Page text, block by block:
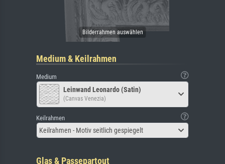
Medium & Keilrahmen
Medium
Leinwand Leonardo (Satin)
(Canvas Venezia)
Keilrahmen
Keilrahmen - Motiv seitlich gespiegelt
Glas & Passepartout